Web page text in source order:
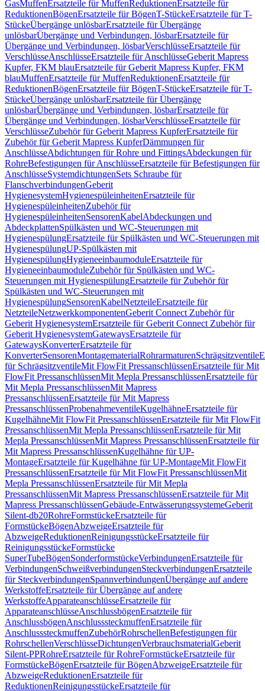
GasMuffenErsatzteile für MuffenReduktionenErsatzteile für
ReduktionenBögenErsatzteile für BögenT-StückeErsatzteile für T-
StückeÜbergänge unlösbarErsatzteile für Übergänge
unlösbarÜbergänge und Verbindungen, lösbarErsatzteile für
Übergänge und Verbindungen, lösbarVerschlüsseErsatzteile für
VerschlüsseAnschlüsseErsatzteile für AnschlüsseGeberit Mapress
Kupfer, FKM blauErsatzteile für Geberit Mapress Kupfer, FKM
blauMuffenErsatzteile für MuffenReduktionenErsatzteile für
ReduktionenBögenErsatzteile für BögenT-StückeErsatzteile für T-
StückeÜbergänge unlösbarErsatzteile für Übergänge
unlösbarÜbergänge und Verbindungen, lösbarErsatzteile für
Übergänge und Verbindungen, lösbarVerschlüsseErsatzteile für
VerschlüsseZubehör für Geberit Mapress KupferErsatzteile für
Zubehör für Geberit Mapress KupferDämmungen für
AnschlüsseAbdichtungen für Rohre und FittingsAbdeckungen für
RohreBefestigungen für AnschlüsseErsatzteile für Befestigungen für
AnschlüsseSystemdichtungenSets Schraube für
FlanschverbindungenGeberit
HygienesystemHygienespüleinheitenErsatzteile für
HygienespüleinheitenZubehör für
HygienespüleinheitenSensorenKabelAbdeckungen und
AbdeckplattenSpülkästen und WC-Steuerungen mit
HygienespülungErsatzteile für Spülkästen und WC-Steuerungen mit
HygienespülungUP-Spülkästen mit
HygienespülungHygieneeinbaumoduleErsatzteile für
HygieneeinbaumoduleZubehör für Spülkästen und WC-
Steuerungen mit HygienespülungErsatzteile für Zubehör für
Spülkästen und WC-Steuerungen mit
HygienespülungSensorenKabelNetzteileErsatzteile für
NetzteileNetzwerkkomponentenGeberit Connect Zubehör für
Geberit HygienesystemErsatzteile für Geberit Connect Zubehör für
Geberit HygienesystemGatewaysErsatzteile für
GatewaysKonverterErsatzteile für
KonverterSensorenMontagematerialRohrarmaturenSchrägsitzventile
für SchrägsitzventileMit FlowFit PressanschlüssenErsatzteile für Mit
FlowFit PressanschlüssenMit Mepla PressanschlüssenErsatzteile für
Mit Mepla PressanschlüssenMit Mapress
PressanschlüssenErsatzteile für Mit Mapress
PressanschlüssenProbenahmeventileKugelhähneErsatzteile für
KugelhähneMit FlowFit PressanschlüssenErsatzteile für Mit FlowFit
PressanschlüssenMit Mepla PressanschlüssenErsatzteile für Mit
Mepla PressanschlüssenMit Mapress PressanschlüssenErsatzteile für
Mit Mapress PressanschlüssenKugelhähne für UP-
MontageErsatzteile für Kugelhähne für UP-MontageMit FlowFit
PressanschlüssenErsatzteile für Mit FlowFit PressanschlüssenMit
Mepla PressanschlüssenErsatzteile für Mit Mepla
PressanschlüssenMit Mapress PressanschlüssenErsatzteile für Mit
Mapress PressanschlüssenGebäude-EntwässerungssystemeGeberit
Silent-db20RohreFormstückeErsatzteile für
FormstückeBögenAbzweigeErsatzteile für
AbzweigeReduktionenReinigungsstückeErsatzteile für
ReinigungsstückeFormstücke
SuperTubeBögenSonderformstückeVerbindungenErsatzteile für
VerbindungenSchweißverbindungenSteckverbindungenErsatzteile
für SteckverbindungenSpannverbindungenÜbergänge auf andere
WerkstoffeErsatzteile für Übergänge auf andere
WerkstoffeApparateanschlüsseErsatzteile für
ApparateanschlüsseAnschlussbögenErsatzteile für
AnschlussbögenAnschlusssteckmuffenErsatzteile für
AnschlusssteckmuffenZubehörRohrschellenBefestigungen für
RohrschellenVerschlüsseDichtungenVerbrauchsmaterialGeberit
Silent-PPRohreErsatzteile für RohreFormstückeErsatzteile für
FormstückeBögenErsatzteile für BögenAbzweigeErsatzteile für
AbzweigeReduktionenErsatzteile für
ReduktionenReinigungsstückeErsatzteile für